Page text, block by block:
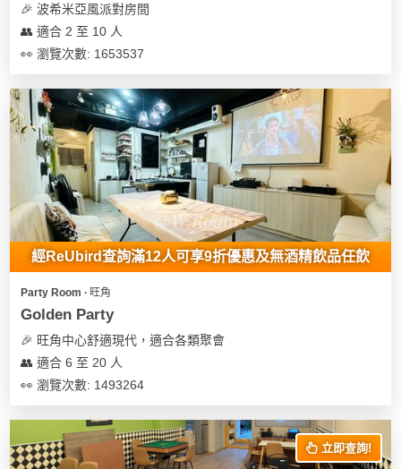
🎉 波希米亞風派對房間
👥 適合 2 至 10 人
👀 瀏覽次數: 1653537
經ReUbird查詢滿12人可享9折優惠及無酒精飲品任飲
Party Room ∙ 旺角
Golden Party
🎉 旺角中心舒適現代，適合各類聚會
👥 適合 6 至 20 人
👀 瀏覽次數: 1493264
立即查詢!